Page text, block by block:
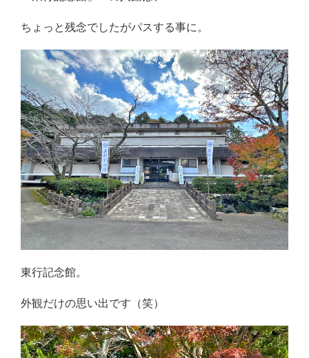
ちょっと残念でしたがパスする事に。
東行記念館。
外観だけの思い出です（笑）